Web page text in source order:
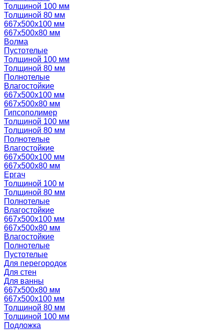
Толщиной 100 мм
Толщиной 80 мм
667х500х100 мм
667х500х80 мм
Волма
Пустотелые
Толщиной 100 мм
Толщиной 80 мм
Полнотелые
Влагостойкие
667х500х100 мм
667х500х80 мм
Гипсополимер
Толщиной 100 мм
Толщиной 80 мм
Полнотелые
Влагостойкие
667х500х100 мм
667х500х80 мм
Ергач
Толщиной 100 м
Толщиной 80 мм
Полнотелые
Влагостойкие
667х500х100 мм
667х500х80 мм
Влагостойкие
Полнотелые
Пустотелые
Для перегородок
Для стен
Для ванны
667х500х80 мм
667х500х100 мм
Толщиной 80 мм
Толщиной 100 мм
Подложка